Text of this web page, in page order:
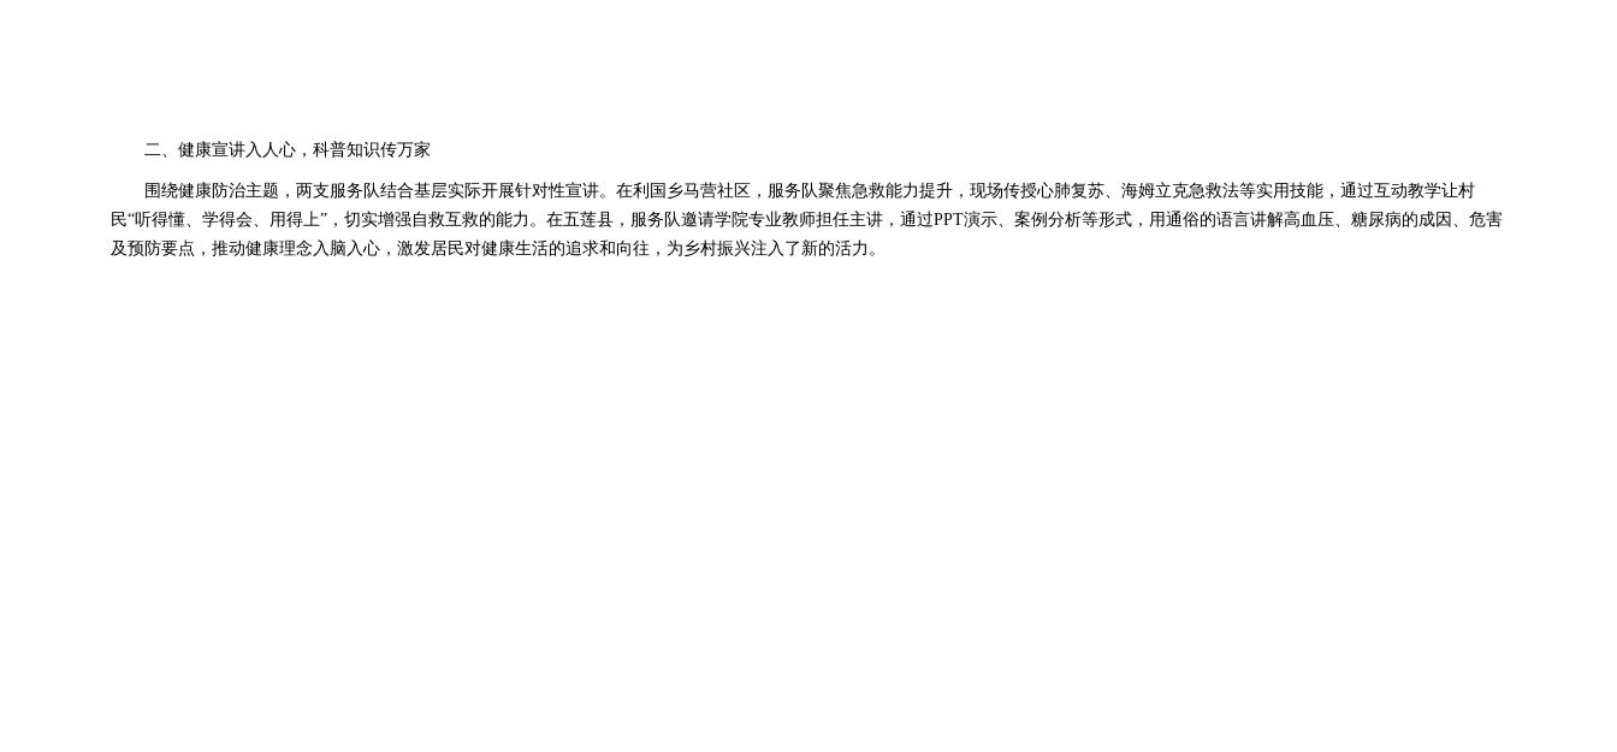
二、健康宣讲入人心，科普知识传万家
围绕健康防治主题，两支服务队结合基层实际开展针对性宣讲。在利国乡马营社区，服务队聚焦急救能力提升，现场传授心肺复苏、海姆立克急救法等实用技能，通过互动教学让村
民“听得懂、学得会、用得上”，切实增强自救互救的能力。在五莲县，服务队邀请学院专业教师担任主讲，通过PPT演示、案例分析等形式，用通俗的语言讲解高血压、糖尿病的成因、危害
及预防要点，推动健康理念入脑入心，激发居民对健康生活的追求和向往，为乡村振兴注入了新的活力。